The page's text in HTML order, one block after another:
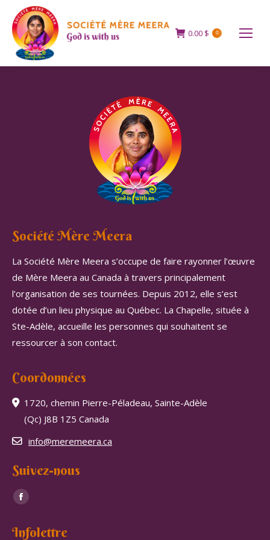
0.00 $ 0
Société Mère Meera
La Société Mère Meera s’occupe de faire rayonner l’œuvre
de Mère Meera au Canada à travers principalement
l’organisation de ses tournées. Depuis 2012, elle s’est
dotée d’un lieu physique au Québec. La Chapelle, située à
Ste-Adèle, accueille les personnes qui souhaitent se
ressourcer à son contact.
Coordonnées
1720, chemin Pierre-Péladeau, Sainte-Adèle
(Qc) J8B 1Z5 Canada
info@meremeera.ca
Suivez-nous
Trouvez nous sur :
Facebook
opens
Infolettre